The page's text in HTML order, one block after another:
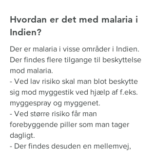
Hvordan er det med malaria i
Indien?
Der er malaria i visse områder i Indien.
Der findes flere tilgange til beskyttelse
mod malaria.
- Ved lav risiko skal man blot beskytte
sig mod myggestik ved hjælp af f.eks.
myggespray og myggenet.
- Ved større risiko får man
forebyggende piller som man tager
dagligt.
- Der findes desuden en mellemvej,